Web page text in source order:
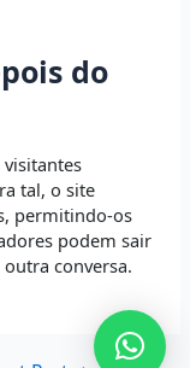
do
tal, o site
permitindo-os
podem sair
conversa.